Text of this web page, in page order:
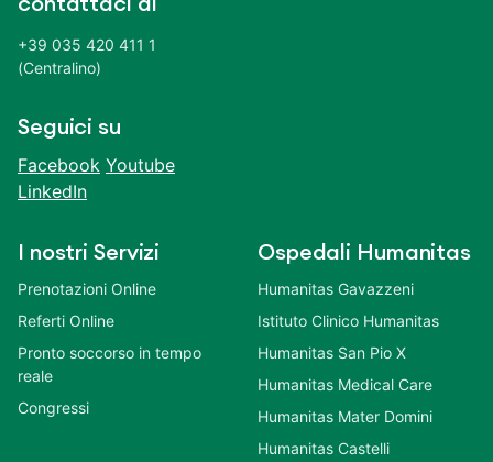
+39 035 420 411 1
(Centralino)
Seguici su
Facebook Youtube
LinkedIn
I nostri Servizi
Prenotazioni Online
Referti Online
Pronto soccorso in tempo
reale
Congressi
Ospedali Humanitas
Humanitas Gavazzeni
Istituto Clinico Humanitas
Humanitas San Pio X
Humanitas Medical Care
Humanitas Mater Domini
Humanitas Castelli